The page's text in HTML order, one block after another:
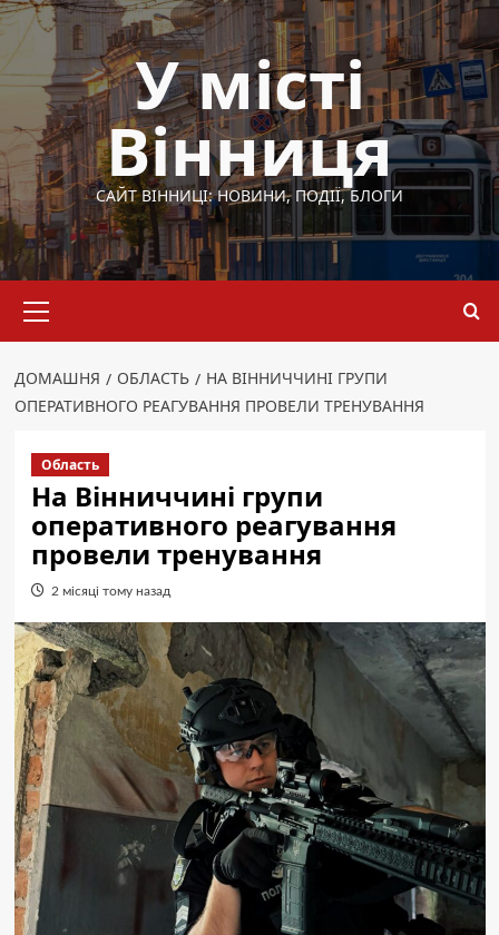
Перейти
до
вмісту
У місті
Вінниця
САЙТ ВІННИЦІ: НОВИНИ, ПОДІЇ, БЛОГИ
меню
ДОМАШНЯ ОБЛАСТЬ
НА ВІННИЧЧИНІ ГРУПИ
ОПЕРАТИВНОГО РЕАГУВАННЯ ПРОВЕЛИ ТРЕНУВАННЯ
Область
На Вінниччині групи
оперативного реагування
провели тренування
2 місяці тому назад